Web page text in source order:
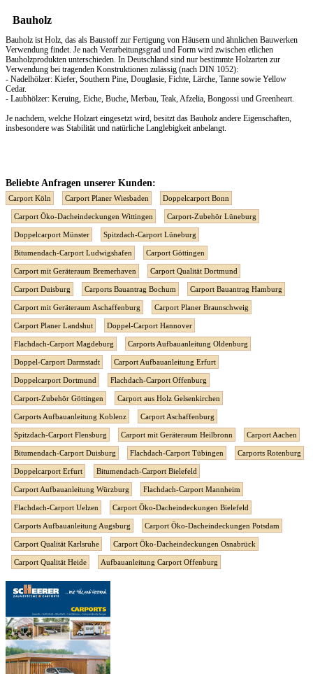
Bauholz
Bauholz ist Holz, das als Baustoff zur Fertigung von Häusern und ähnlichen Bauwerken
Verwendung findet. Je nach Verarbeitungsgrad und Form wird zwischen etlichen
Bauholzprodukten unterschieden. In Deutschland sind nur bestimmte Holzarten zur
Verwendung bei tragenden Konstruktionen zulässig (nach DIN 1052):
- Nadelhölzer: Kiefer, Southern Pine, Douglasie, Fichte, Lärche, Tanne sowie Yellow
Cedar.
- Laubhölzer: Keruing, Eiche, Buche, Merbau, Teak, Afzelia, Bongossi und Greenheart.
Je nachdem, welche Holzart eingesetzt wird, besitzt das Bauholz andere Eigenschaften,
insbesondere was Stabilität und natürliche Langlebigkeit anbelangt.
Beliebte Anfragen unserer Kunden:
Carport Köln Carport Planer Wiesbaden Doppelcarport Bonn
Carport Öko-Dacheindeckungen Wittingen Carport-Zubehör Lüneburg
Doppelcarport Münster Spitzdach-Carport Lüneburg
Bitumendach-Carport Ludwigshafen Carport Göttingen
Carport mit Geräteraum Bremerhaven Carport Qualität Dortmund
Carport Duisburg Carports Bauantrag Bochum Carport Bauantrag Hamburg
Carport mit Geräteraum Aschaffenburg Carport Planer Braunschweig
Carport Planer Landshut Doppel-Carport Hannover
Flachdach-Carport Magdeburg Carports Aufbauanleitung Oldenburg
Doppel-Carport Darmstadt Carport Aufbauanleitung Erfurt
Doppelcarport Dortmund Flachdach-Carport Offenburg
Carport-Zubehör Göttingen Carport aus Holz Gelsenkirchen
Carports Aufbauanleitung Koblenz Carport Aschaffenburg
Spitzdach-Carport Flensburg Carport mit Geräteraum Heilbronn Carport Aachen
Bitumendach-Carport Duisburg Flachdach-Carport Tübingen Carports Rotenburg
Doppelcarport Erfurt Bitumendach-Carport Bielefeld
Carport Aufbauanleitung Würzburg Flachdach-Carport Mannheim
Flachdach-Carport Uelzen Carport Öko-Dacheindeckungen Bielefeld
Carports Aufbauanleitung Augsburg Carport Öko-Dacheindeckungen Potsdam
Carport Qualität Karlsruhe Carport Öko-Dacheindeckungen Osnabrück
Carport Qualität Heide Aufbauanleitung Carport Offenburg